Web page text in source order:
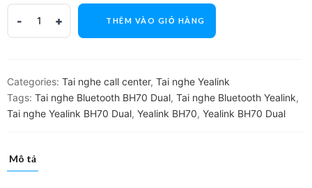
THÊM VÀO GIỎ HÀNG
Categories: Tai nghe call center, Tai nghe Yealink
Tags: Tai nghe Bluetooth BH70 Dual, Tai nghe Bluetooth Yealink,
Tai nghe Yealink BH70 Dual, Yealink BH70, Yealink BH70 Dual
Mô tả